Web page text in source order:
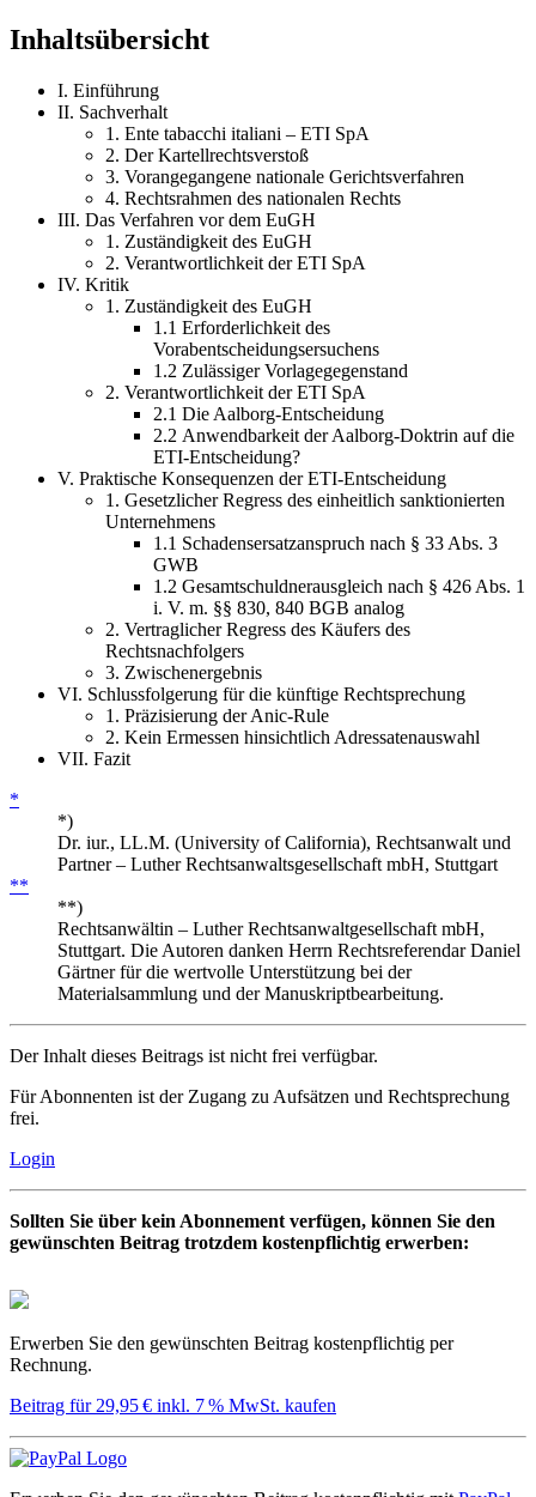
Inhaltsübersicht
I. Einführung
II. Sachverhalt
1. Ente tabacchi italiani – ETI SpA
2. Der Kartellrechtsverstoß
3. Vorangegangene nationale Gerichtsverfahren
4. Rechtsrahmen des nationalen Rechts
III. Das Verfahren vor dem EuGH
1. Zuständigkeit des EuGH
2. Verantwortlichkeit der ETI SpA
IV. Kritik
1. Zuständigkeit des EuGH
1.1 Erforderlichkeit des
Vorabentscheidungsersuchens
1.2 Zulässiger Vorlagegegenstand
2. Verantwortlichkeit der ETI SpA
2.1 Die Aalborg-Entscheidung
2.2 Anwendbarkeit der Aalborg-Doktrin auf die
ETI-Entscheidung?
V. Praktische Konsequenzen der ETI-Entscheidung
1. Gesetzlicher Regress des einheitlich sanktionierten
Unternehmens
1.1 Schadensersatzanspruch nach § 33 Abs. 3
GWB
1.2 Gesamtschuldnerausgleich nach § 426 Abs. 1
i. V. m. §§ 830, 840 BGB analog
2. Vertraglicher Regress des Käufers des
Rechtsnachfolgers
3. Zwischenergebnis
VI. Schlussfolgerung für die künftige Rechtsprechung
1. Präzisierung der Anic-Rule
2. Kein Ermessen hinsichtlich Adressatenauswahl
VII. Fazit
*
*)
Dr. iur., LL.M. (University of California), Rechtsanwalt und
Partner – Luther Rechtsanwaltsgesellschaft mbH, Stuttgart
**
**)
Rechtsanwältin – Luther Rechtsanwaltgesellschaft mbH,
Stuttgart. Die Autoren danken Herrn Rechtsreferendar Daniel
Gärtner für die wertvolle Unterstützung bei der
Materialsammlung und der Manuskriptbearbeitung.
Der Inhalt dieses Beitrags ist nicht frei verfügbar.
Für Abonnenten ist der Zugang zu Aufsätzen und Rechtsprechung
frei.
Login
Sollten Sie über kein Abonnement verfügen, können Sie den
gewünschten Beitrag trotzdem kostenpflichtig erwerben:
Erwerben Sie den gewünschten Beitrag kostenpflichtig per
Rechnung.
Beitrag für 29,95 € inkl. 7 % MwSt. kaufen